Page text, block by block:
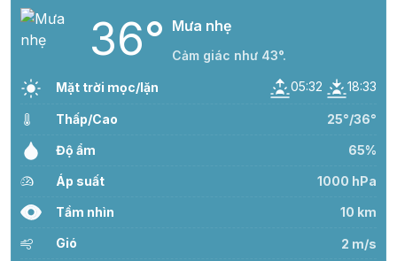
36° Mưa nhẹ
Cảm giác như 43°.
Mặt trời mọc/lặn 05:32 18:33
Thấp/Cao 25°/36°
Độ ẩm 65%
Áp suất 1000 hPa
Tầm nhìn 10 km
Gió 2 m/s